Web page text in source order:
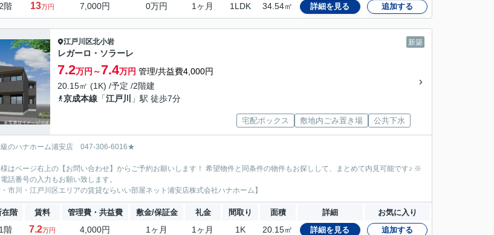
2階 13万円 7,000円 0万円 1ヶ月 1LDK 34.54㎡ 詳細を見る 追加する
新築
江戸川区北小岩
レガーロ・ソラーレ
7.2万円～7.4万円 管理/共益費4,000円
20.15㎡ (1K) /予定 /2階建
京成本線 「江戸川 」駅 徒歩7分
宅配ボックス 敷地内ごみ置き場 公共下水
のハナホーム浦安店 047-306-6016★
はページ右上の【お問い合わせ】からご予約お願いします！ 希望物件と同条件の物件もお探しして、まとめて内見可能です♪ ※
話番号の入力もお願い致します。
・市川・江戸川区エリアの賃貸ならいい部屋ネット浦安店株式会社ハナホーム】
在階 賃料 管理費・共益費 敷金/保証金 礼金 間取り 面積 詳細 お気に入り
1階 7.2万円 4,000円 1ヶ月 1ヶ月 1K 20.15㎡ 詳細を見る 追加する